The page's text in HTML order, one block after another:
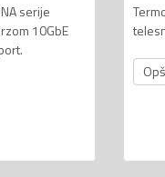
serije
10GbE